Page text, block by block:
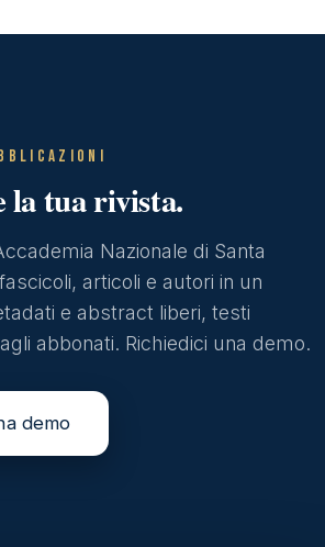
la tua rivista.
Nazionale di Santa
articoli e autori in un
e abstract liberi, testi
abbonati. Richiedici una demo.
demo